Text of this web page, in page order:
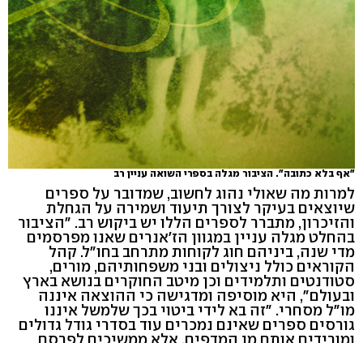
"אף בלא כתובה". הציבור מגלה בספרי השואה עניין רב
למרות מה שאולי נהוג לחשוב, שמדובר על ספרים
שיוצאים בעיקר לצורך תיעוד ושמירה על הגחלת
והזיכרון, מתברר לספרים הללו יש ביקוש רב. "הציבור
בהחלט מגלה עניין במגוון הז'אנרים שאנו מפרסמים
מדי שנה, ביניהם חוג לקוחות מתרחב בחו"ל. קהל
הקוראים כולל ניצולים ובני משפחותיהם, מורים,
סטודנטים ותלמידים וכן מיטב החוקרים בנושא בארץ
ובעולם", היא מוסיפה ומדגישה כי ההוצאה איננה
מו"ל מסחרי. "זה בא לידי ביטוי בכך שלמשל איננו
גורסים ספרים שאינם נמכרים עוד בסדרי גודל גדולים